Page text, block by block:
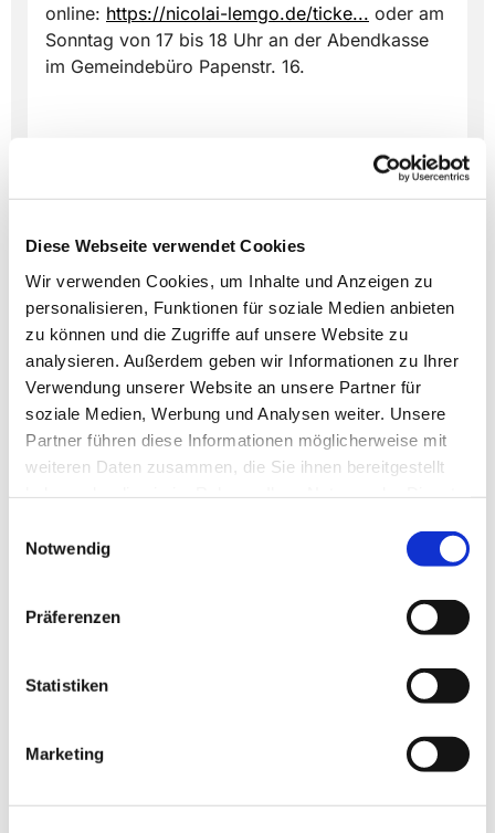
Diese Webseite verwendet Cookies
Wir verwenden Cookies, um Inhalte und Anzeigen zu
personalisieren, Funktionen für soziale Medien anbieten
zu können und die Zugriffe auf unsere Website zu
analysieren. Außerdem geben wir Informationen zu Ihrer
Verwendung unserer Website an unsere Partner für
soziale Medien, Werbung und Analysen weiter. Unsere
Partner führen diese Informationen möglicherweise mit
weiteren Daten zusammen, die Sie ihnen bereitgestellt
Notwendig
Präferenzen
Statistiken
Marketing
online: https://nicolai-lemgo.de/ticke... oder am
Sonntag von 17 bis 18 Uhr an der Abendkasse
im Gemeindebüro Papenstr. 16.
Dies könnte Sie auch
interessieren